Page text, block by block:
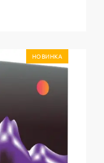
НОВИНКА